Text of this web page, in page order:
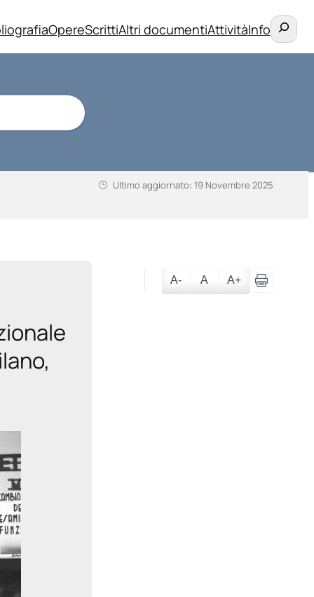
OpereScrittiAltri documentiAttivitàInfo
Cerca
Ultimo aggiornato: 19 Novembre 2025
A- A A+